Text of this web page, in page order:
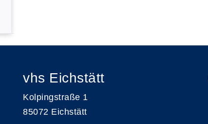
vhs Eichstätt
Kolpingstraße 1
85072 Eichstätt